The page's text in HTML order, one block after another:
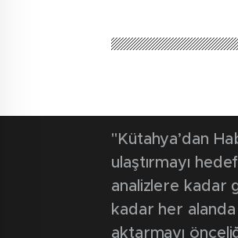
"Kütahya’dan
ulaştırmayı
analizlere kadar
kadar her
aktarmayı